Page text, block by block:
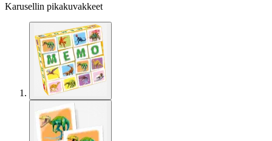
Karusellin pikakuvakkeet